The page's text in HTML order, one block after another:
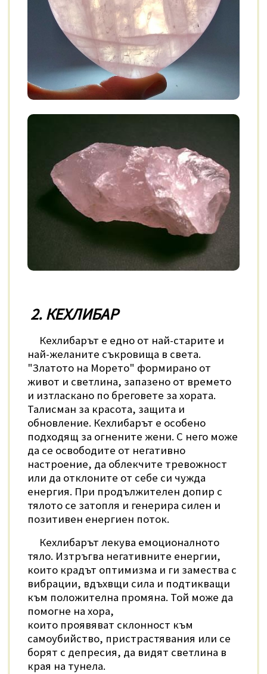
2. КЕХЛИБАР
Кехлибарът е еднo от най-старитe и
най-желаните съкровища в света.
"Златото на Морето" формирано от
живот и светлина, запазено от времето
и изтласкано по бреговете за хората.
Талисман за красота, защита и
обновление. Кехлибарът е особено
подходящ за огнените жени. С него може
да се освободите от негативно
настроение, да облекчите тревожност
или да отклоните от себе си чужда
енергия. При продължителен допир с
тялото се затопля и генерира силен и
позитивен енергиен поток.
Кехлибарът лекува емоционалното
тяло. Изтръгва негативните енергии,
които крадът оптимизма и ги замества с
вибрации, вдъхвщи сила и подтикващи
към положителна промяна. Той може да
помогне на хора,
които проявяват склонност към
самоубийство, пристрастявания или се
борят с депресия, да видят светлина в
края на тунела.